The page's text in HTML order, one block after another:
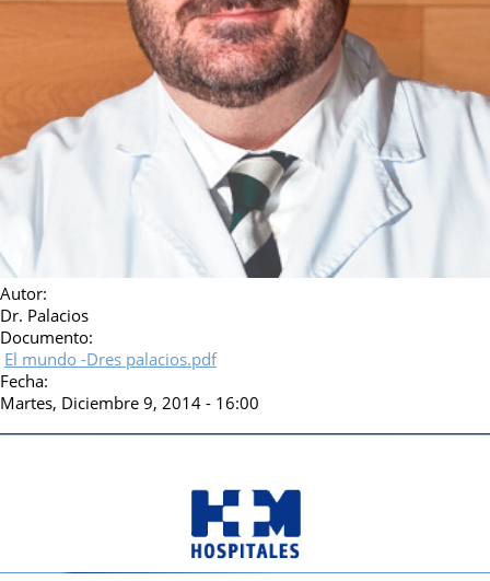
Autor:
Dr. Palacios
Documento:
El mundo -Dres palacios.pdf
Fecha:
Martes, Diciembre 9, 2014 - 16:00